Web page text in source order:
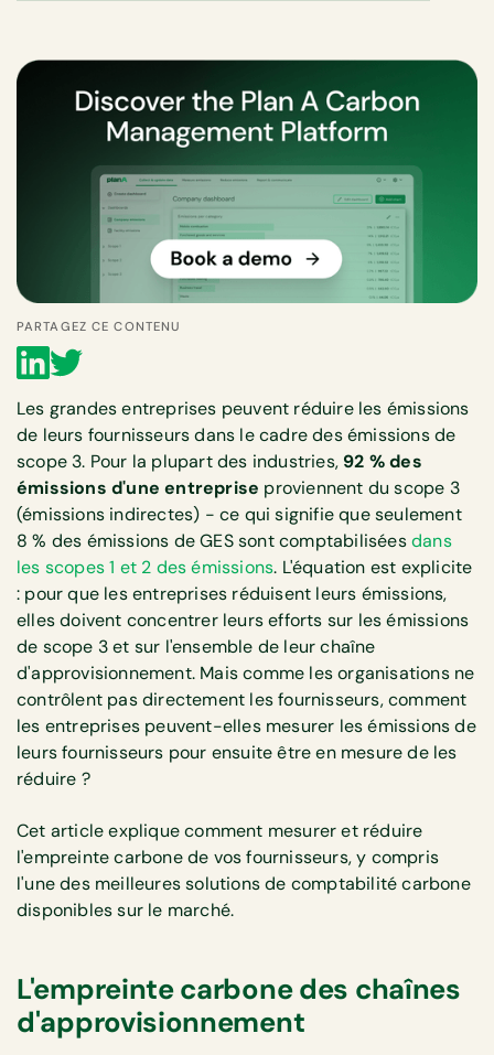
PARTAGEZ CE CONTENU
Les grandes entreprises peuvent réduire les émissions
de leurs fournisseurs dans le cadre des émissions de
scope 3. Pour la plupart des industries, 92 % des
émissions d'une entreprise proviennent du scope 3
(émissions indirectes) - ce qui signifie que seulement
8 % des émissions de GES sont comptabiliséesdans
les scopes 1 et 2 des émissions. L'équation est explicite
: pour que les entreprises réduisent leurs émissions,
elles doivent concentrer leurs efforts sur les émissions
de scope 3 et sur l'ensemble de leur chaîne
d'approvisionnement. Mais comme les organisations ne
contrôlent pas directement les fournisseurs, comment
les entreprises peuvent-elles mesurer les émissions de
leurs fournisseurs pour ensuite être en mesure de les
réduire ?
Cet article explique comment mesurer et réduire
l'empreinte carbone de vos fournisseurs, y compris
l'une des meilleures solutions de comptabilité carbone
disponibles sur le marché.
L'empreinte carbone des chaînes
d'approvisionnement